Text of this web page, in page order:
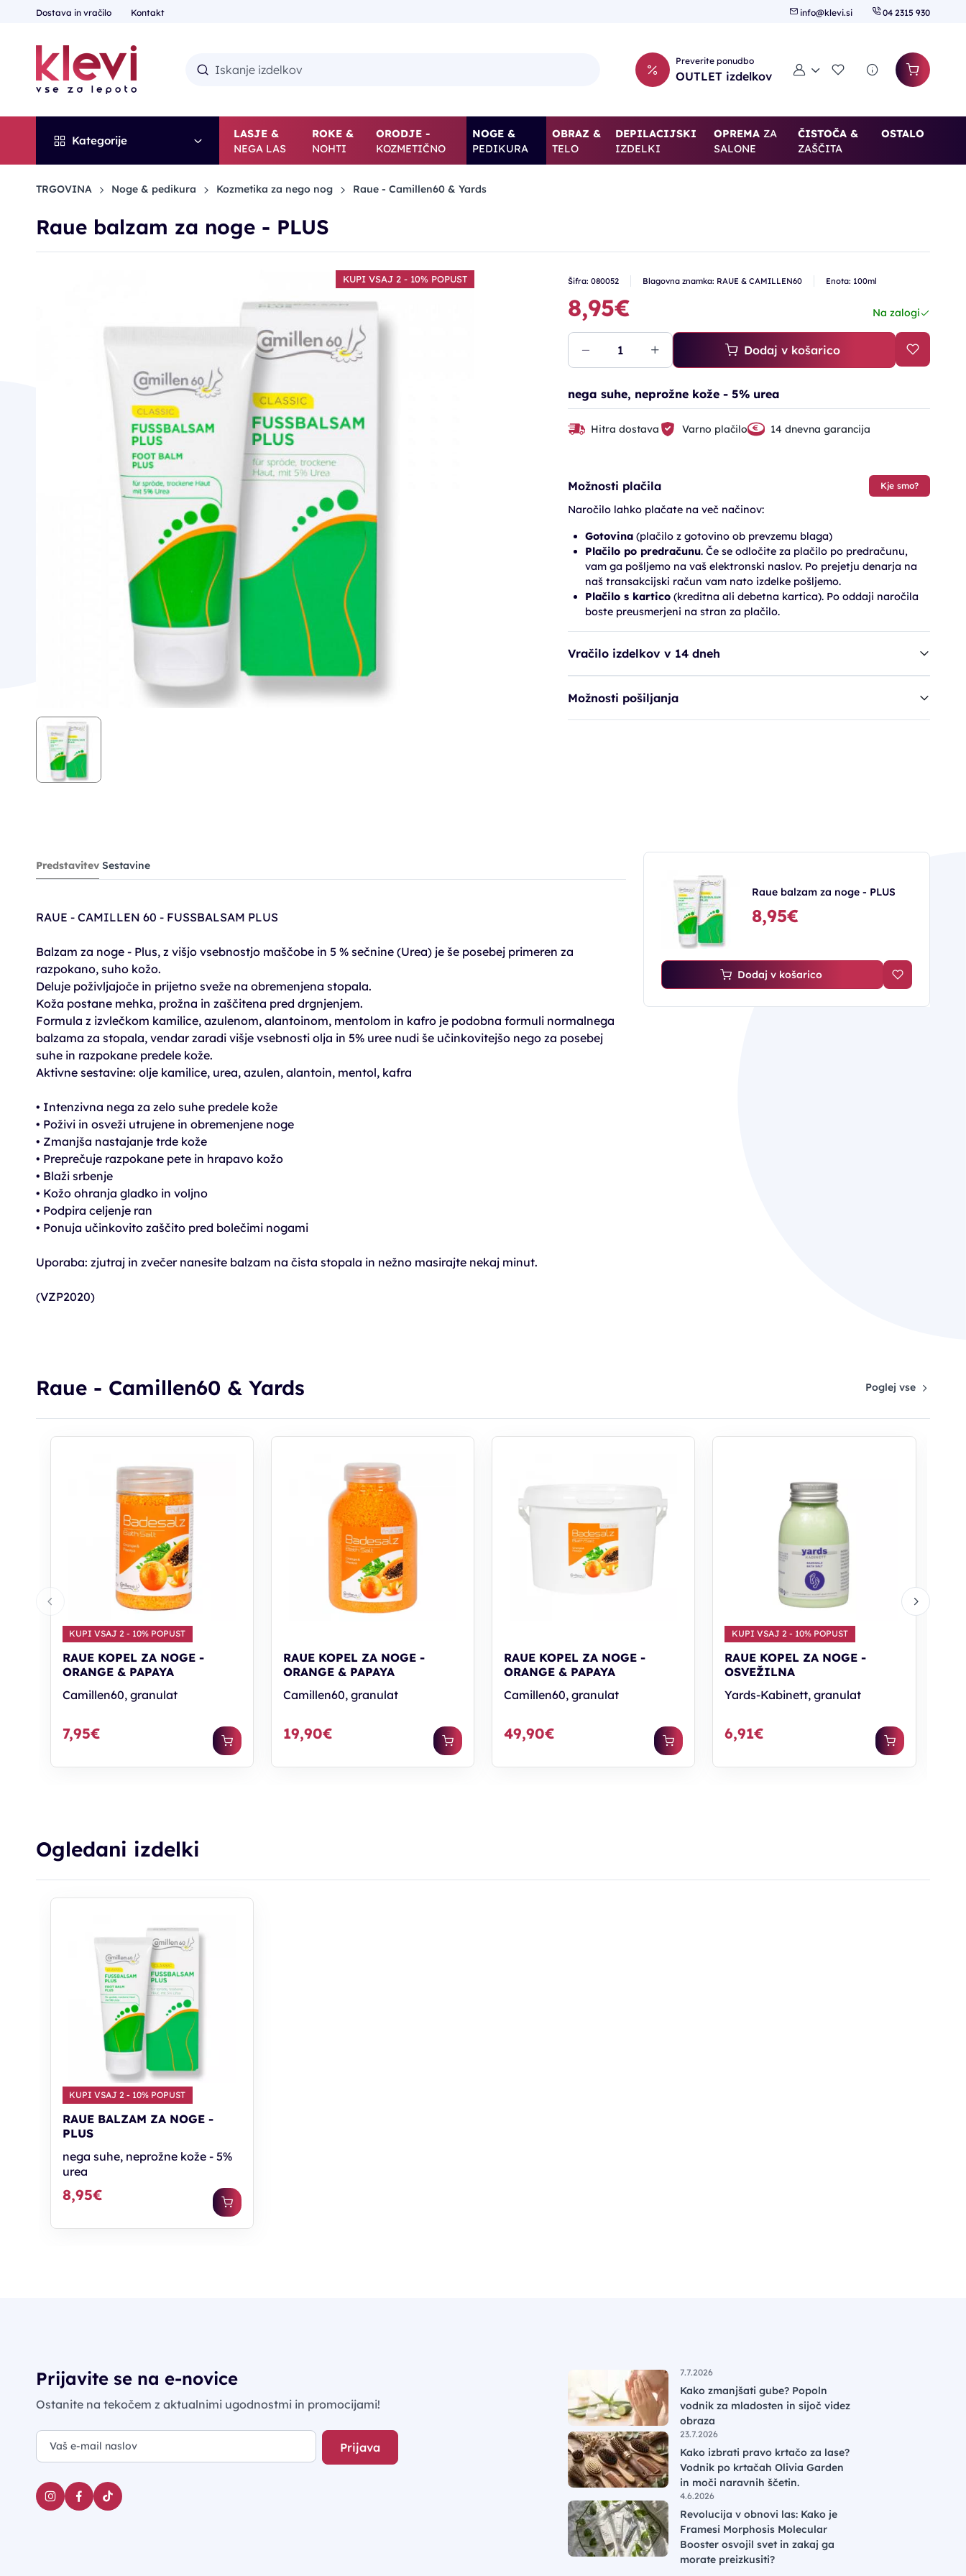
Dostava in vračilo Kontakt info@klevi.si 04 2315 930
Preverite ponudbo
OUTLET izdelkov Moj računSeznam želja
Kategorije
LASJE &
NEGA LAS
ROKE &
NOHTI
ORODJE -
KOZMETIČNO
NOGE &
PEDIKURA
OBRAZ &
TELO
DEPILACIJSKI
IZDELKI
OPREMAZA
SALONE
ČISTOČA &
ZAŠČITA
OSTALO
TRGOVINA Noge & pedikura Kozmetika za nego nog Raue - Camillen60 & Yards
Raue balzam za noge - PLUS
KUPI VSAJ 2 - 10% POPUST Šifra: 080052 Blagovna znamka: RAUE & CAMILLEN60 Enota: 100ml
8,95€ Na zalogi
Dodaj v košarico
nega suhe, neprožne kože - 5% urea
Hitra dostava Varno plačilo 14 dnevna garancija
Možnosti plačila Kje smo?
Naročilo lahko plačate na več načinov:
Gotovina(plačilo z gotovino ob prevzemu blaga)
Plačilo po predračunu. Če se odločite za plačilo po predračunu,
vam ga pošljemo na vaš elektronski naslov. Po prejetju denarja na
naš transakcijski račun vam nato izdelke pošljemo.
Plačilo s kartico(kreditna ali debetna kartica). Po oddaji naročila
boste preusmerjeni na stran za plačilo.
Vračilo izdelkov v 14 dneh
Možnosti pošiljanja
Predstavitev Sestavine
RAUE - CAMILLEN 60 - FUSSBALSAM PLUS
Balzam za noge - Plus, z višjo vsebnostjo maščobe in 5 % sečnine (Urea) je še posebej primeren za
razpokano, suho kožo.
Deluje poživljajoče in prijetno sveže na obremenjena stopala.
Koža postane mehka, prožna in zaščitena pred drgnjenjem.
Formula z izvlečkom kamilice, azulenom, alantoinom, mentolom in kafro je podobna formuli normalnega
balzama za stopala, vendar zaradi višje vsebnosti olja in 5% uree nudi še učinkovitejšo nego za posebej
suhe in razpokane predele kože.
Aktivne sestavine: olje kamilice, urea, azulen, alantoin, mentol, kafra
• Intenzivna nega za zelo suhe predele kože
• Poživi in osveži utrujene in obremenjene noge
• Zmanjša nastajanje trde kože
• Preprečuje razpokane pete in hrapavo kožo
• Blaži srbenje
• Kožo ohranja gladko in voljno
• Podpira celjenje ran
• Ponuja učinkovito zaščito pred bolečimi nogami
Uporaba: zjutraj in zvečer nanesite balzam na čista stopala in nežno masirajte nekaj minut.
(VZP2020)
Raue balzam za noge - PLUS
8,95€
Dodaj v košarico
Raue - Camillen60 & Yards Poglej vse
KUPI VSAJ 2 - 10% POPUST
RAUE KOPEL ZA NOGE -
ORANGE & PAPAYA
Camillen60, granulat
7,95€
RAUE KOPEL ZA NOGE -
ORANGE & PAPAYA
Camillen60, granulat
19,90€
RAUE KOPEL ZA NOGE -
ORANGE & PAPAYA
Camillen60, granulat
49,90€
KUPI VSAJ 2 - 10% POPUST
RAUE KOPEL ZA NOGE -
OSVEŽILNA
Yards-Kabinett, granulat
6,91€
Ogledani izdelki
KUPI VSAJ 2 - 10% POPUST
RAUE BALZAM ZA NOGE -
PLUS
nega suhe, neprožne kože - 5%
urea
8,95€
Prijavite se na e-novice
Ostanite na tekočem z aktualnimi ugodnostmi in promocijami!
Prijava
7.7.2026
Kako zmanjšati gube? Popoln
vodnik za mladosten in sijoč videz
obraza
23.7.2026
Kako izbrati pravo krtačo za lase?
Vodnik po krtačah Olivia Garden
in moči naravnih ščetin.
4.6.2026
Revolucija v obnovi las: Kako je
Framesi Morphosis Molecular
Booster osvojil svet in zakaj ga
morate preizkusiti?